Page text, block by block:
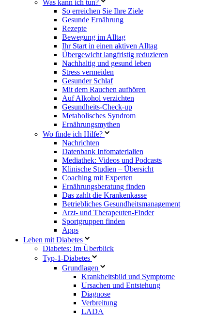
Was kann ich tun?
So erreichen Sie Ihre Ziele
Gesunde Ernährung
Rezepte
Bewegung im Alltag
Ihr Start in einen aktiven Alltag
Übergewicht langfristig reduzieren
Nachhaltig und gesund leben
Stress vermeiden
Gesunder Schlaf
Mit dem Rauchen aufhören
Auf Alkohol verzichten
Gesundheits-Check-up
Metabolisches Syndrom
Ernährungsmythen
Wo finde ich Hilfe?
Nachrichten
Datenbank Infomaterialien
Mediathek: Videos und Podcasts
Klinische Studien – Übersicht
Coaching mit Experten
Ernährungsberatung finden
Das zahlt die Krankenkasse
Betriebliches Gesundheitsmanagement
Arzt- und Therapeuten-Finder
Sportgruppen finden
Apps
Leben mit Diabetes
Diabetes: Im Überblick
Typ-1-Diabetes
Grundlagen
Krankheitsbild und Symptome
Ursachen und Entstehung
Diagnose
Verbreitung
LADA